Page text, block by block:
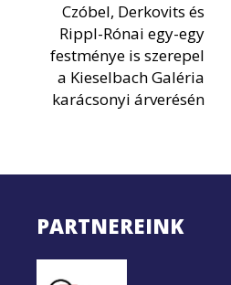
Czóbel, Derkovits és
Rippl-Rónai egy-egy
festménye is szerepel
a Kieselbach Galéria
karácsonyi árverésén
PARTNEREINK